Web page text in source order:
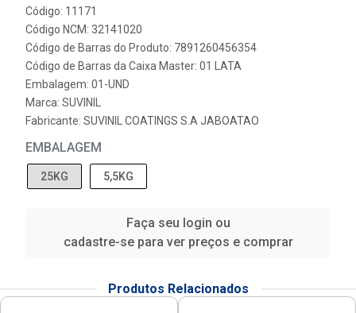
Código: 11171
Código NCM: 32141020
Código de Barras do Produto: 7891260456354
Código de Barras da Caixa Master: 01 LATA
Embalagem: 01-UND
Marca: SUVINIL
Fabricante: SUVINIL COATINGS S.A JABOATAO
EMBALAGEM
25KG 5,5KG
Faça seu login ou
cadastre-se para ver preços e comprar
Produtos Relacionados